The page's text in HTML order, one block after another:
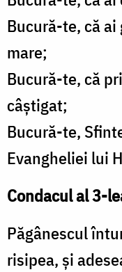
Bucură-te, că
mare;
Bucură-te, că
câştigat;
Bucură-te,
Evangheliei lui
Condacul al 3-
Păgânescul
risipea, şi